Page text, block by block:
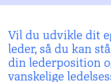
Vil du udvikle dit
leder, så du kan
din lederposition
vanskelige